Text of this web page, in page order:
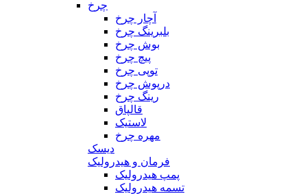
چرخ
آچار چرخ
بلبرینگ چرخ
بوش چرخ
پیچ چرخ
توپی چرخ
درپوش چرخ
رینگ چرخ
قالپاق
لاستیک
مهره چرخ
دیسک
فرمان و هیدرولیک
پمپ هیدرولیک
تسمه هیدرولیک